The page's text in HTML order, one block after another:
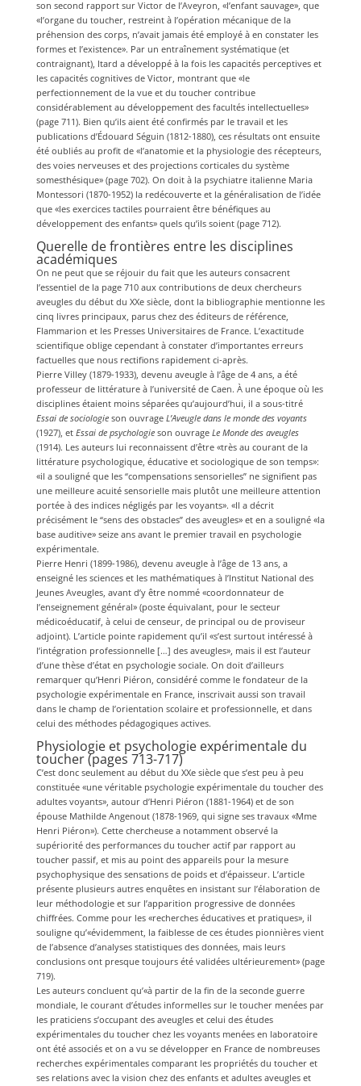
son second rapport sur Victor de l’Aveyron, «l’enfant sauvage», que
«l’organe du toucher, restreint à l’opération mécanique de la
préhension des corps, n’avait jamais été employé à en constater les
formes et l’existence». Par un entraînement systématique (et
contraignant), Itard a développé à la fois les capacités perceptives et
les capacités cognitives de Victor, montrant que «le
perfectionnement de la vue et du toucher contribue
considérablement au développement des facultés intellectuelles»
(page 711). Bien qu’ils aient été confirmés par le travail et les
publications d’Édouard Séguin (1812-1880), ces résultats ont ensuite
été oubliés au profit de «l’anatomie et la physiologie des récepteurs,
des voies nerveuses et des projections corticales du système
somesthésique» (page 702). On doit à la psychiatre italienne Maria
Montessori (1870-1952) la redécouverte et la généralisation de l’idée
que «les exercices tactiles pourraient être bénéfiques au
développement des enfants» quels qu’ils soient (page 712).
Querelle de frontières entre les disciplines
académiques
On ne peut que se réjouir du fait que les auteurs consacrent
l’essentiel de la page 710 aux contributions de deux chercheurs
aveugles du début du XXe siècle, dont la bibliographie mentionne les
cinq livres principaux, parus chez des éditeurs de référence,
Flammarion et les Presses Universitaires de France. L’exactitude
scientifique oblige cependant à constater d’importantes erreurs
factuelles que nous rectifions rapidement ci-après.
Pierre Villey (1879-1933), devenu aveugle à l’âge de 4 ans, a été
professeur de littérature à l’université de Caen. À une époque où les
disciplines étaient moins séparées qu’aujourd’hui, il a sous-titré
Essai de sociologieson ouvrage L’Aveugle dans le monde des voyants
(1927), et Essai de psychologieson ouvrage Le Monde des aveugles
(1914). Les auteurs lui reconnaissent d’être «très au courant de la
littérature psychologique, éducative et sociologique de son temps»:
«il a souligné que les “compensations sensorielles” ne signifient pas
une meilleure acuité sensorielle mais plutôt une meilleure attention
portée à des indices négligés par les voyants». «Il a décrit
précisément le “sens des obstacles” des aveugles» et en a souligné «la
base auditive» seize ans avant le premier travail en psychologie
expérimentale.
Pierre Henri (1899-1986), devenu aveugle à l’âge de 13 ans, a
enseigné les sciences et les mathématiques à l’Institut National des
Jeunes Aveugles, avant d’y être nommé «coordonnateur de
l’enseignement général» (poste équivalant, pour le secteur
médicoéducatif, à celui de censeur, de principal ou de proviseur
adjoint). L’article pointe rapidement qu’il «s’est surtout intéressé à
l’intégration professionnelle […] des aveugles», mais il est l’auteur
d’une thèse d’état en psychologie sociale. On doit d’ailleurs
remarquer qu’Henri Piéron, considéré comme le fondateur de la
psychologie expérimentale en France, inscrivait aussi son travail
dans le champ de l’orientation scolaire et professionnelle, et dans
celui des méthodes pédagogiques actives.
Physiologie et psychologie expérimentale du
toucher (pages 713-717)
C’est donc seulement au début du XXe siècle que s’est peu à peu
constituée «une véritable psychologie expérimentale du toucher des
adultes voyants», autour d’Henri Piéron (1881-1964) et de son
épouse Mathilde Angenout (1878-1969, qui signe ses travaux «Mme
Henri Piéron»). Cette chercheuse a notamment observé la
supériorité des performances du toucher actif par rapport au
toucher passif, et mis au point des appareils pour la mesure
psychophysique des sensations de poids et d’épaisseur. L’article
présente plusieurs autres enquêtes en insistant sur l’élaboration de
leur méthodologie et sur l’apparition progressive de données
chiffrées. Comme pour les «recherches éducatives et pratiques», il
souligne qu’«évidemment, la faiblesse de ces études pionnières vient
de l’absence d’analyses statistiques des données, mais leurs
conclusions ont presque toujours été validées ultérieurement» (page
719).
Les auteurs concluent qu’«à partir de la fin de la seconde guerre
mondiale, le courant d’études informelles sur le toucher menées par
les praticiens s’occupant des aveugles et celui des études
expérimentales du toucher chez les voyants menées en laboratoire
ont été associés et on a vu se développer en France de nombreuses
recherches expérimentales comparant les propriétés du toucher et
ses relations avec la vision chez des enfants et adultes aveugles et